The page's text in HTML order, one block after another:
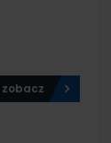
zobacz